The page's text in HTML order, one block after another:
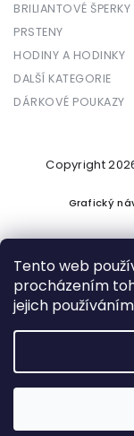
Tento web
procházením
jejich
BRILIANTOVÉ ŠPERKY
PRSTENY
HODINY A HODINKY
DALŠÍ KATEGORIE
DÁRKOVÉ POUKAZY
Copyright
Grafický
Podle zákona o
kupujícímu
tržbu u správce